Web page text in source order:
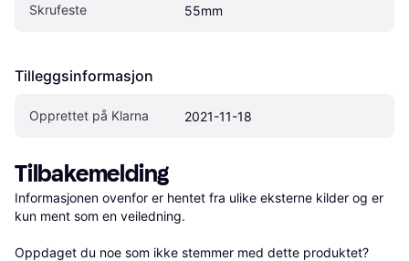
Skrufeste 55mm
Tilleggsinformasjon
Opprettet på Klarna 2021-11-18
Tilbakemelding
Informasjonen ovenfor er hentet fra ulike eksterne kilder og er
kun ment som en veiledning.
Oppdaget du noe som ikke stemmer med dette produktet?